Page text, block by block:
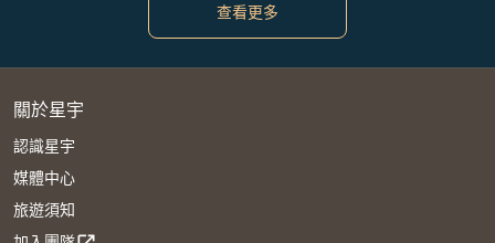
查看更多
關於星宇
認識星宇
媒體中心
旅遊須知